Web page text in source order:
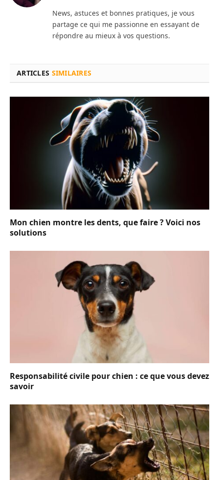
News, astuces et bonnes pratiques, je vous
partage ce qui me passionne en essayant de
répondre au mieux à vos questions.
ARTICLES SIMILAIRES
Mon chien montre les dents, que faire ? Voici nos
solutions
Responsabilité civile pour chien : ce que vous devez
savoir